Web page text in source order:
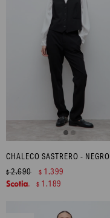
CHALECO SASTRERO - NEGRO
$2.690 $ 1.399
$ 1.189